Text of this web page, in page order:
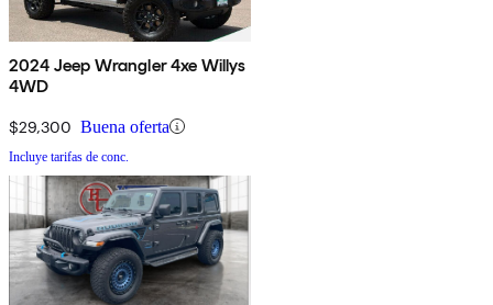
2024 Jeep Wrangler 4xe Willys
4WD
$29,300 Buena oferta
Incluye tarifas de conc.